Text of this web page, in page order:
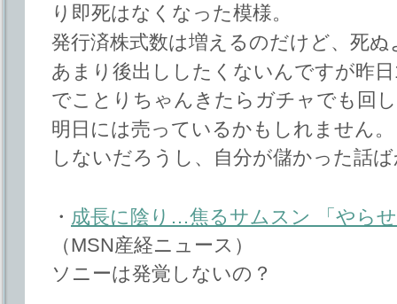
り即死はなくなった模様。
発行済株式数は増えるのだけど、死
あまり後出ししたくないんですが昨
でことりちゃんきたらガチャでも回
明日には売っているかもしれません
しないだろうし、自分が儲かった話
・ 成長に陰り…焦るサムスン 「やら
（MSN産経ニュース）
ソニーは発覚しないの？